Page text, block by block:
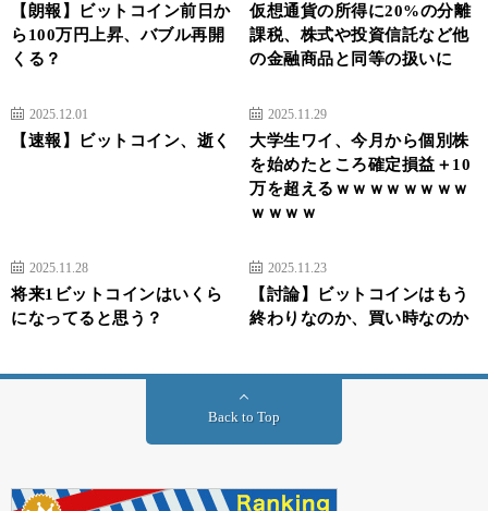
【朗報】ビットコイン前日か
ら100万円上昇、バブル再開
くる？
仮想通貨の所得に20%の分離
課税、株式や投資信託など他
の金融商品と同等の扱いに
2025.12.01
【速報】ビットコイン、逝く
2025.11.29
大学生ワイ、今月から個別株
を始めたところ確定損益＋10
万を超えるｗｗｗｗｗｗｗｗ
ｗｗｗｗ
2025.11.28
将来1ビットコインはいくら
になってると思う？
2025.11.23
【討論】ビットコインはもう
終わりなのか、買い時なのか
Back to Top